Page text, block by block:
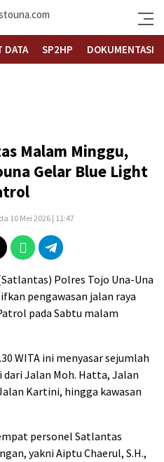
DATA SP2HP DOKUMENTASI
Malam Minggu,
Gelar Blue Light
10 Mei 2026 | 11:47
Polres Tojo Una-Una
pengawasan jalan raya
pada Sabtu malam
WITA ini menyasar sejumlah
Jalan Moh. Hatta, Jalan
Kartini, hingga kawasan
personel Satlantas
yakni Aiptu Chaerul, S.H.,